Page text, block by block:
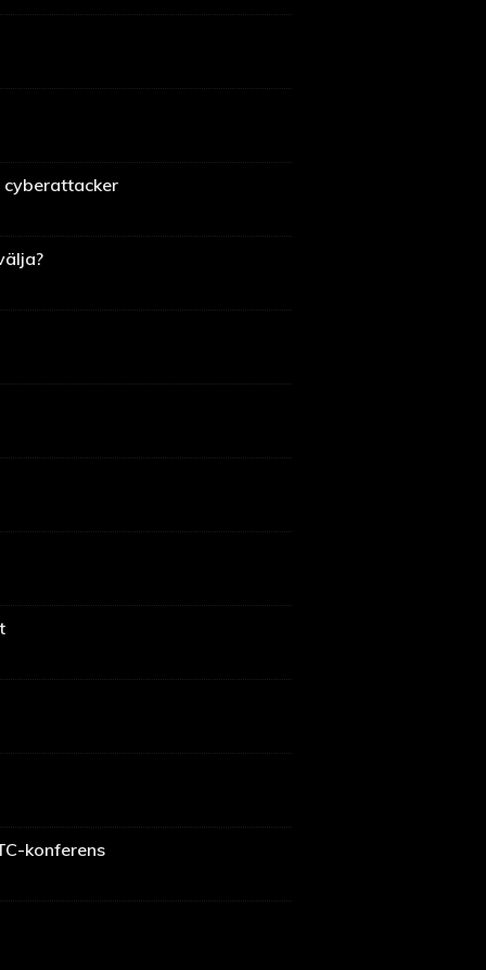
cyberattacker
konferens